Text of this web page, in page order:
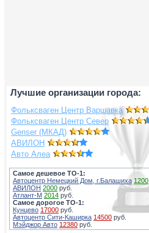
Лучшие организации города:
Фольксваген Центр Варшавка
Фольксваген Центр Север
Genser (МКАД)
АВИЛОН
Авто Алеа
Самое дешевое ТО-1:
Автоцентр Немецкий Дом, г.Балашиха 1200
АВИЛОН 2000 руб.
Атлант-М 2014 руб.
Самое дорогое ТО-1:
Кунцево 17000 руб.
Автоцентр Сити-Каширка 14500 руб.
Мэйджор Авто 12380 руб.